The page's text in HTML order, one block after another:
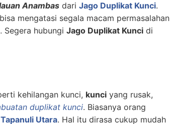
Anambas dari Jago Duplikat Kunci.
mengatasi segala macam permasalahan
hubungi Jago Duplikat Kunci di
kehilangan kunci, kunci yang rusak,
duplikat kunci. Biasanya orang
Utara. Hal itu dirasa cukup mudah